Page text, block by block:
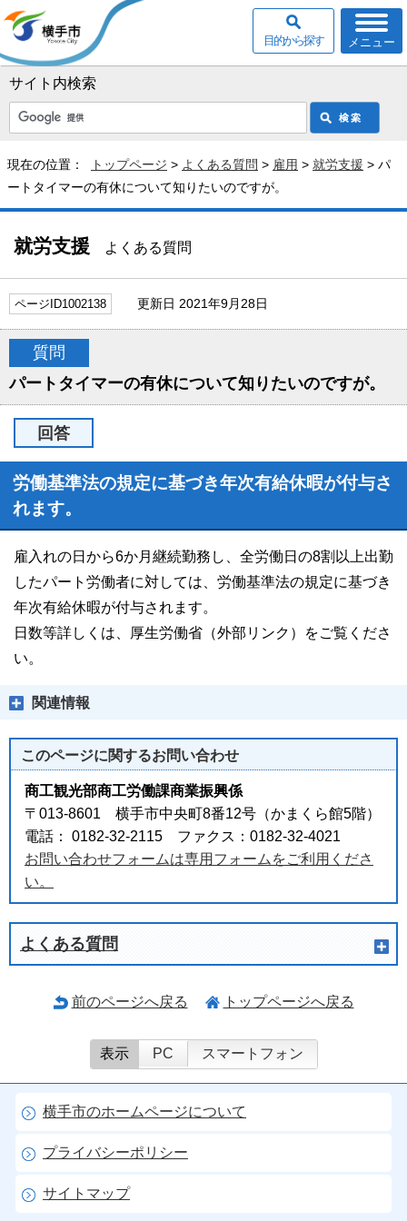
サイト内検索
メニュー
目的から探す
現在の位置： トップページ > よくある質問 > 雇用 > 就労支援 > パ
ートタイマーの有休について知りたいのですが。
就労支援 よくある質問
ページID1002138 更新日 2021年9月28日
質問
パートタイマーの有休について知りたいのですが。
回答
労働基準法の規定に基づき年次有給休暇が付与さ
れます。
雇入れの日から6か月継続勤務し、全労働日の8割以上出勤
したパート労働者に対しては、労働基準法の規定に基づき
年次有給休暇が付与されます。
日数等詳しくは、厚生労働省（外部リンク）をご覧くださ
い。
関連情報
このページに関するお問い合わせ
商工観光部商工労働課商業振興係
〒013-8601 横手市中央町8番12号（かまくら館5階）
電話： 0182-32-2115 ファクス：0182-32-4021
お問い合わせフォームは専用フォームをご利用くださ
い。
よくある質問
前のページへ戻る トップページへ戻る
表示 PC スマートフォン
横手市のホームページについて
プライバシーポリシー
サイトマップ